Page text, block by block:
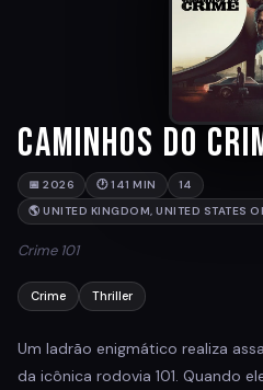
Caminhos do
📅 2026 🕐 141 MIN
14
🌎 UNITED KINGDOM, UNITED STATES
Crime 101
Crime Thriller
Um ladrão enigmático realiza
da icônica rodovia 101. Quando